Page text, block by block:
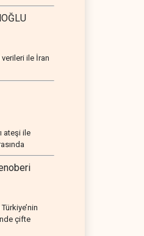
ile İran
ateşi ile
çifte